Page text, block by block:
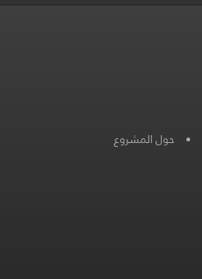
حول المشروع •